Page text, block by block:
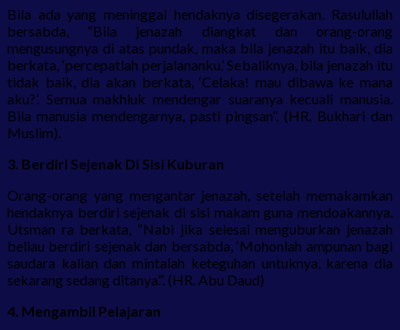
Bila ada yang meninggal hendaknya disegerakan. Rasulullah
bersabda, “Bila jenazah diangkat dan orang-orang
mengusungnya di atas pundak, maka bila jenazah itu baik, dia
berkata, ‘percepatlah perjalananku.’ Sebaliknya, bila jenazah itu
tidak baik, dia akan berkata, ‘Celaka! mau dibawa ke mana
aku?’. Semua makhluk mendengar suaranya kecuali manusia.
Bila manusia mendengarnya, pasti pingsan”. (HR. Bukhari dan
Muslim).
3. Berdiri Sejenak Di Sisi Kuburan
Orang-orang yang mengantar jenazah, setelah memakamkan
hendaknya berdiri sejenak di sisi makam guna mendoakannya.
Utsman ra berkata, “Nabi jika selesai menguburkan jenazah
beliau berdiri sejenak dan bersabda, ‘Mohonlah ampunan bagi
saudara kalian dan mintalah keteguhan untuknya, karena dia
sekarang sedang ditanya’.”. (HR. Abu Daud)
4. Mengambil Pelajaran